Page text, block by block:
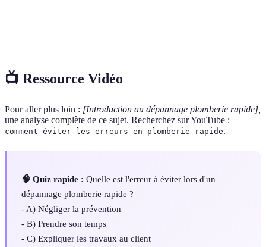
📺 Ressource Vidéo
Pour aller plus loin : [Introduction au dépannage plomberie rapide],
une analyse complète de ce sujet. Recherchez sur YouTube :
comment éviter les erreurs en plomberie rapide.
🧠 Quiz rapide : Quelle est l'erreur à éviter lors d'un
dépannage plomberie rapide ?
- A) Négliger la prévention
- B) Prendre son temps
- C) Expliquer les travaux au client